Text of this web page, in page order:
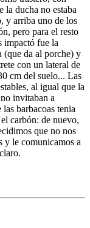
la ducha no estaba
y arriba uno de los
pero para el resto
impactó fue la
(que da al porche) y
con un lateral de
cm del suelo... Las
al igual que la
invitaban a
barbacoas tenia
carbón: de nuevo,
que no nos
y le comunicamos a